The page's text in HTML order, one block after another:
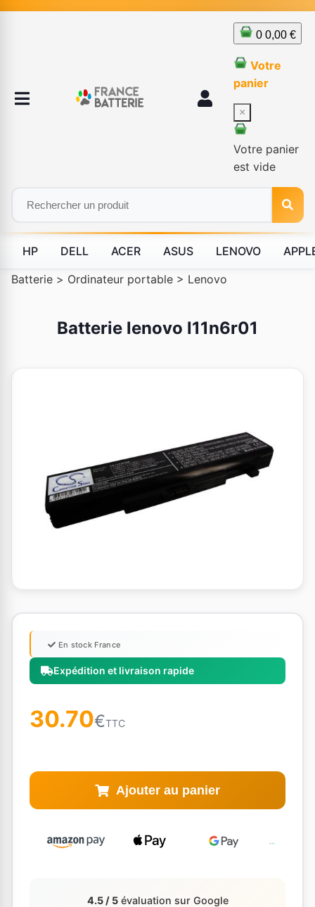
0 0,00 €
Votre
panier
×
Votre panier
est vide
HP DELL ACER ASUS LENOVO
Batterie > Ordinateur portable > Lenovo
Batterie lenovo l11n6r01
Expédition et livraison rapide
En stock France
30.70€TTC
Ajouter au panier
4.5 / 5évaluation sur Google